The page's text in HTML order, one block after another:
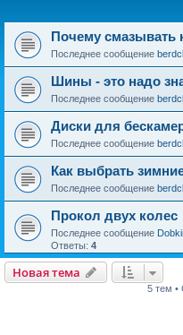
Почему смазывать
Последнее сообщение
Шины - это надо
Последнее сообщение
Диски для
Последнее сообщение
Как выбрать
Последнее сообщение
Прокол двух колес
Последнее сообщение
Ответы: 4
Новая тема
5 тем •